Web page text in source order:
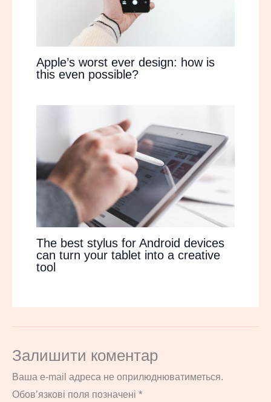
Apple’s worst ever design: how is
this even possible?
The best stylus for Android devices
can turn your tablet into a creative
tool
Залишити коментар
Ваша e-mail адреса не оприлюднюватиметься.
Обов’язкові поля позначені *